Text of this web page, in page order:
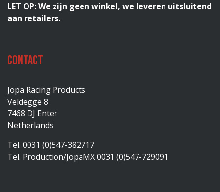
LET OP: We zijn geen winkel, we leveren uitsluitend
aan retailers.
Contact
Jopa Racing Products
Veldegge 8
7468 DJ Enter
Netherlands
Tel. 0031 (0)547-382717
Tel. Production/JopaMX 0031 (0)547-729091